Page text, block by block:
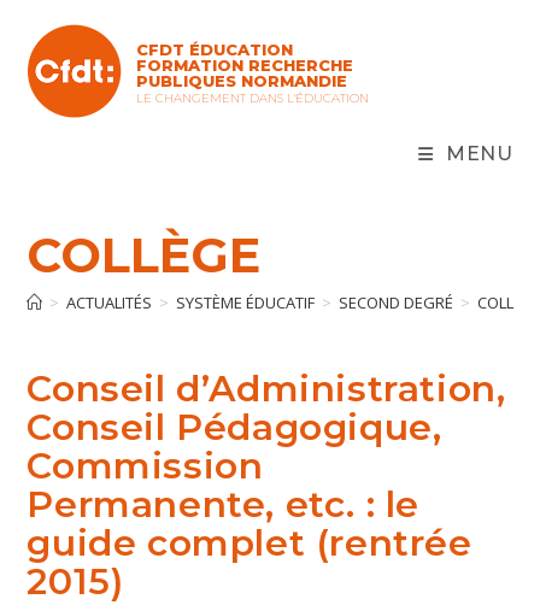
content
CFDT ÉDUCATION
FORMATION RECHERCHE
PUBLIQUES NORMANDIE
LE CHANGEMENT DANS L'ÉDUCATION
MENU
COLLÈGE
> ACTUALITÉS > SYSTÈME ÉDUCATIF > SECOND DEGRÉ >
Conseil d’Administration,
Conseil Pédagogique,
Commission
Permanente, etc. : le
guide complet (rentrée
2015)